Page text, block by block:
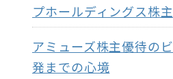
プホールディングス株主
アミューズ株主優待の
発までの心境